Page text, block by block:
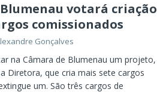
votará criação
comissionados
Gonçalves
na Câmara de Blumenau um projeto,
Diretora, que cria mais sete cargos
um. São três cargos de